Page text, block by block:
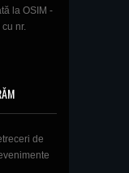
la OSIM -
nr.
de